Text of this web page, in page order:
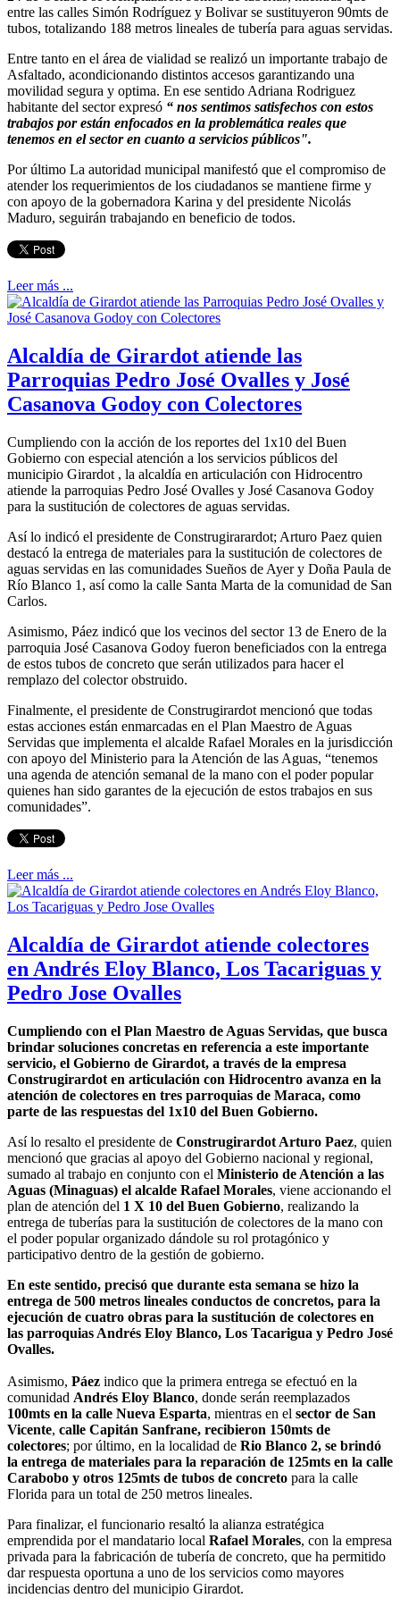
entre las calles Simón Rodríguez y Bolivar se sustituyeron 90mts de
tubos, totalizando 188 metros lineales de tubería para aguas servidas.
Entre tanto en el área de vialidad se realizó un importante trabajo de
Asfaltado, acondicionando distintos accesos garantizando una
movilidad segura y optima. En ese sentido Adriana Rodriguez
habitante del sector expresó “ nos sentimos satisfechos con estos
trabajos por están enfocados en la problemática reales que
tenemos en el sector en cuanto a servicios públicos".
Por último La autoridad municipal manifestó que el compromiso de
atender los requerimientos de los ciudadanos se mantiene firme y
con apoyo de la gobernadora Karina y del presidente Nicolás
Maduro, seguirán trabajando en beneficio de todos.
Leer más ...
Alcaldía de Girardot atiende las
Parroquias Pedro José Ovalles y José
Casanova Godoy con Colectores
Cumpliendo con la acción de los reportes del 1x10 del Buen
Gobierno con especial atención a los servicios públicos del
municipio Girardot , la alcaldía en articulación con Hidrocentro
atiende la parroquias Pedro José Ovalles y José Casanova Godoy
para la sustitución de colectores de aguas servidas.
Así lo indicó el presidente de Construgirarardot; Arturo Paez quien
destacó la entrega de materiales para la sustitución de colectores de
aguas servidas en las comunidades Sueños de Ayer y Doña Paula de
Río Blanco 1, así como la calle Santa Marta de la comunidad de San
Carlos.
Asimismo, Páez indicó que los vecinos del sector 13 de Enero de la
parroquia José Casanova Godoy fueron beneficiados con la entrega
de estos tubos de concreto que serán utilizados para hacer el
remplazo del colector obstruido.
Finalmente, el presidente de Construgirardot mencionó que todas
estas acciones están enmarcadas en el Plan Maestro de Aguas
Servidas que implementa el alcalde Rafael Morales en la jurisdicción
con apoyo del Ministerio para la Atención de las Aguas, “tenemos
una agenda de atención semanal de la mano con el poder popular
quienes han sido garantes de la ejecución de estos trabajos en sus
comunidades”.
Leer más ...
Alcaldía de Girardot atiende colectores
en Andrés Eloy Blanco, Los Tacariguas y
Pedro Jose Ovalles
Cumpliendo con el Plan Maestro de Aguas Servidas, que busca
brindar soluciones concretas en referencia a este importante
servicio, el Gobierno de Girardot, a través de la empresa
Construgirardot en articulación con Hidrocentro avanza en la
atención de colectores en tres parroquias de Maraca, como
parte de las respuestas del 1x10 del Buen Gobierno.
Así lo resalto el presidente de Construgirardot Arturo Paez, quien
mencionó que gracias al apoyo del Gobierno nacional y regional,
sumado al trabajo en conjunto con el Ministerio de Atención a las
Aguas (Minaguas) el alcalde Rafael Morales, viene accionando el
plan de atención del 1 X 10 del Buen Gobierno, realizando la
entrega de tuberías para la sustitución de colectores de la mano con
el poder popular organizado dándole su rol protagónico y
participativo dentro de la gestión de gobierno.
En este sentido, precisó que durante esta semana se hizo la
entrega de 500 metros lineales conductos de concretos, para la
ejecución de cuatro obras para la sustitución de colectores en
las parroquias Andrés Eloy Blanco, Los Tacarigua y Pedro José
Ovalles.
Asimismo, Páez indico que la primera entrega se efectuó en la
comunidad Andrés Eloy Blanco, donde serán reemplazados
100mts en la calle Nueva Esparta, mientras en el sector de San
Vicente, calle Capitán Sanfrane, recibieron 150mts de
colectores; por último, en la localidad de Rio Blanco 2, se brindó
la entrega de materiales para la reparación de 125mts en la calle
Carabobo y otros 125mts de tubos de concreto para la calle
Florida para un total de 250 metros lineales.
Para finalizar, el funcionario resaltó la alianza estratégica
emprendida por el mandatario local Rafael Morales, con la empresa
privada para la fabricación de tubería de concreto, que ha permitido
dar respuesta oportuna a uno de los servicios como mayores
incidencias dentro del municipio Girardot.